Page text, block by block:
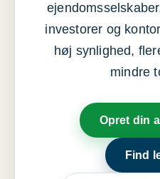
investorer og
høj synlighed,
mindre
Opret din
Find